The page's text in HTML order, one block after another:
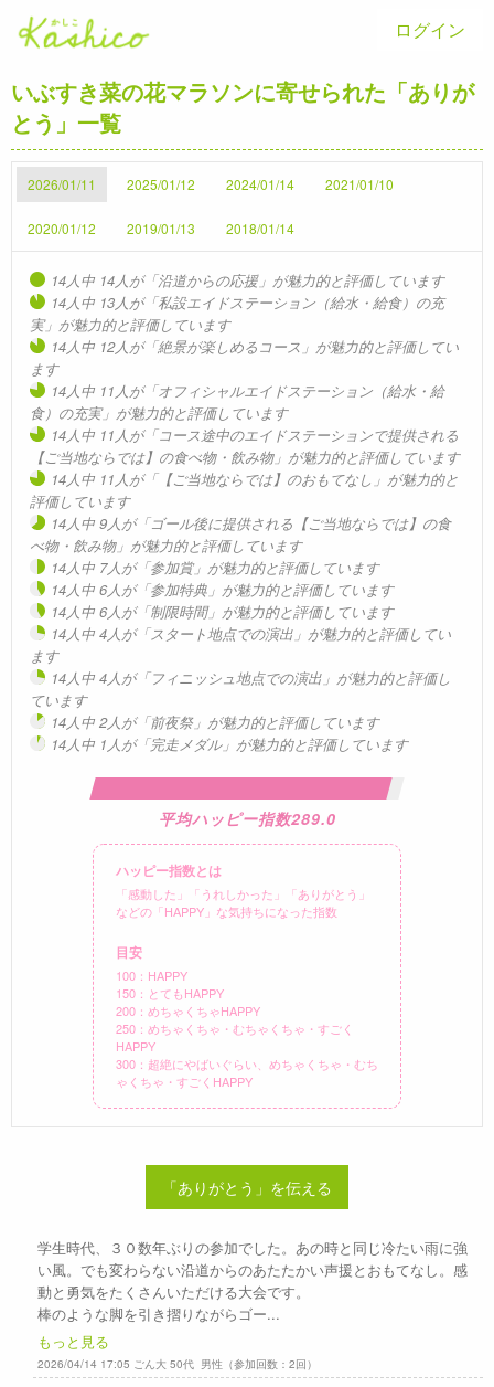
ログイン
いぶすき菜の花マラソンに寄せられた「ありが
とう」一覧
2026/01/11 2025/01/12 2024/01/14 2021/01/10
2020/01/12 2019/01/13 2018/01/14
14人中 14人が「沿道からの応援」が魅力的と評価しています
14人中 13人が「私設エイドステーション（給水・給食）の充
実」が魅力的と評価しています
14人中 12人が「絶景が楽しめるコース」が魅力的と評価してい
ます
14人中 11人が「オフィシャルエイドステーション（給水・給
食）の充実」が魅力的と評価しています
14人中 11人が「コース途中のエイドステーションで提供される
【ご当地ならでは】の食べ物・飲み物」が魅力的と評価しています
14人中 11人が「【ご当地ならでは】のおもてなし」が魅力的と
評価しています
14人中 9人が「ゴール後に提供される【ご当地ならでは】の食
べ物・飲み物」が魅力的と評価しています
14人中 7人が「参加賞」が魅力的と評価しています
14人中 6人が「参加特典」が魅力的と評価しています
14人中 6人が「制限時間」が魅力的と評価しています
14人中 4人が「スタート地点での演出」が魅力的と評価してい
ます
14人中 4人が「フィニッシュ地点での演出」が魅力的と評価し
ています
14人中 2人が「前夜祭」が魅力的と評価しています
14人中 1人が「完走メダル」が魅力的と評価しています
平均ハッピー指数289.0
ハッピー指数とは
「感動した」「うれしかった」「ありがとう」
などの「HAPPY」な気持ちになった指数
目安
100：HAPPY
150：とてもHAPPY
200：めちゃくちゃHAPPY
250：めちゃくちゃ・むちゃくちゃ・すごく
HAPPY
300：超絶にやばいぐらい、めちゃくちゃ・むち
ゃくちゃ・すごくHAPPY
「ありがとう」を伝える
学生時代、３０数年ぶりの参加でした。あの時と同じ冷たい雨に強
い風。でも変わらない沿道からのあたたかい声援とおもてなし。感
動と勇気をたくさんいただける大会です。
棒のような脚を引き摺りながらゴー...
もっと見る
2026/04/14 17:05 ごん大 50代 男性（参加回数：2回）